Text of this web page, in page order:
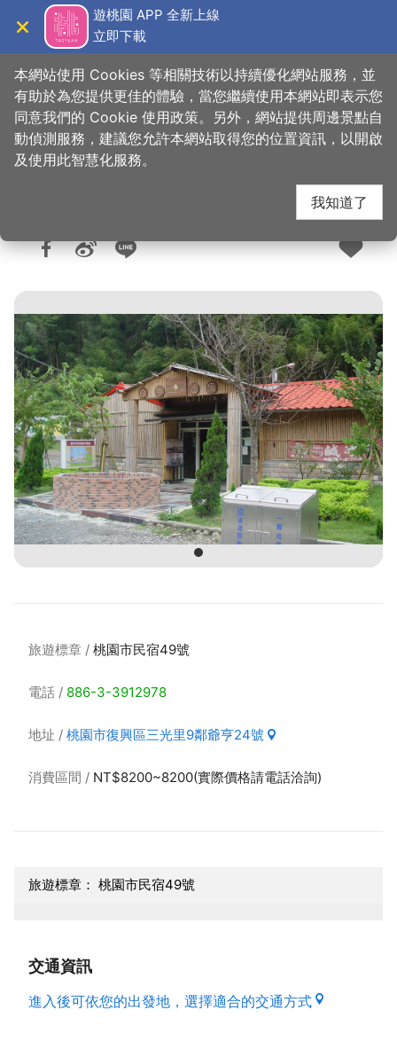
主
遊桃園 APP 全新上線
立即下載
首頁 > 想去的地方 > 住宿 > 旅館與民宿
爺亨溫泉民宿
人氣：7874
旅遊標章 桃園市民宿49號
電話 886-3-3912978
地址 桃園市復興區三光里9鄰爺亨24號
消費區間 NT$8200~8200(實際價格請電話洽詢)
旅遊標章： 桃園市民宿49號
交通資訊
進入後可依您的出發地，選擇適合的交通方式
本網站使用 Cookies 等相關技術以持續優化網站服務，並
有助於為您提供更佳的體驗，當您繼續使用本網站即表示您
同意我們的 Cookie 使用政策。另外，網站提供周邊景點自
動偵測服務，建議您允許本網站取得您的位置資訊，以開啟
及使用此智慧化服務。
我知道了